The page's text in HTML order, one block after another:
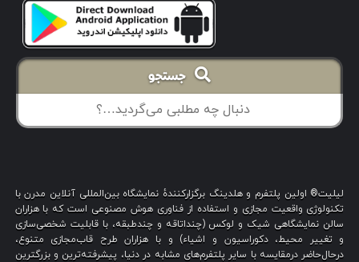
جستجو
لیلیت® اولین پلتفرم و هلدینگ برگزارکنندهٔ نمایشگاه بین‌المللی آنلاین مدرن با
تکنولوژی واقعیت مجازی و استفاده از فناوری هوش مصنوعی است که با هزاران
سالن نمایشگاهی شیک و لوکس (چنداتاقه و چندطبقه، با قابلیت شخصی‌سازی
و تغییر محیط، دکوراسیون و اشیاء) و با هزاران طرح قاب‌مجازی متنوع،
درحال‌حاضر درمقایسه با سایر پلتفرم‌های مشابه در دنیا، پیشرفته‌ترین و بزرگترین